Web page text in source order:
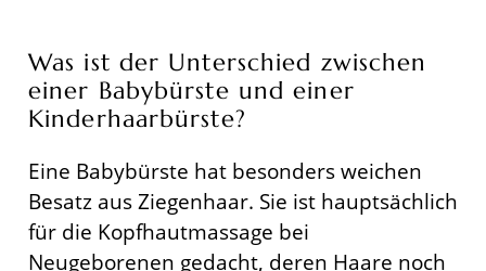
Was ist der Unterschied zwischen
einer Babybürste und einer
Kinderhaarbürste?
Eine Babybürste hat besonders weichen
Besatz aus Ziegenhaar. Sie ist hauptsächlich
für die Kopfhautmassage bei
Neugeborenen gedacht, deren Haare noch